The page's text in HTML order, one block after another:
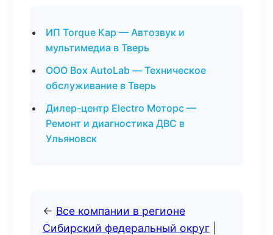
ИП Torque Кар — Автозвук и
мультимедиа в Тверь
ООО Box AutoLab — Техническое
обслуживание в Тверь
Дилер-центр Electro Моторс —
Ремонт и диагностика ДВС в
Ульяновск
← Все компании в регионе
Сибирский федеральный округ